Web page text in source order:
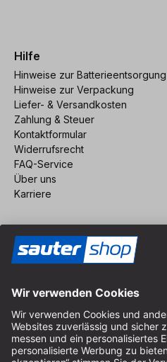
Hilfe
Hinweise zur Batterieentsorgung
Hinweise zur Verpackung
Liefer- & Versandkosten
Zahlung & Steuer
Kontaktformular
Widerrufsrecht
FAQ-Service
Über uns
Karriere
Impressum
AGB